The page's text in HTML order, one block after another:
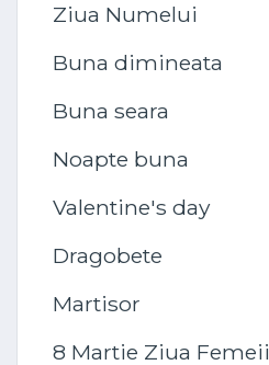
Ziua Numelui
Buna dimineata
Buna seara
Noapte buna
Valentine's day
Dragobete
Martisor
8 Martie Ziua Femeii